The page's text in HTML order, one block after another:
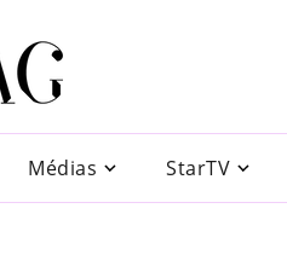
Médias StarTV